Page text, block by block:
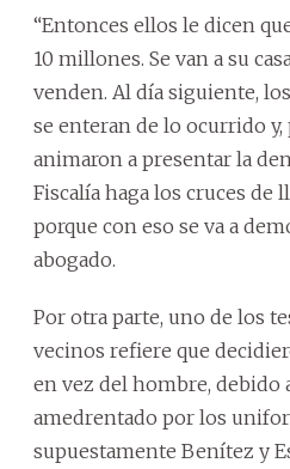
“Entonces ellos le dicen
10 millones. Se van a su
venden. Al día siguiente,
se enteran de lo ocurrido y,
animaron a presentar la
Fiscalía haga los cruces de
porque con eso se va a
abogado.
Por otra parte, uno de los
vecinos refiere que
en vez del hombre, debido
amedrentado por los
supuestamente Benítez y